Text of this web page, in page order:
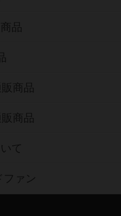
品
商品
商品
て
ファン